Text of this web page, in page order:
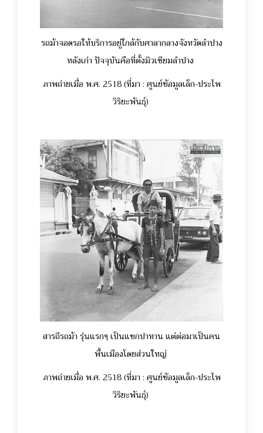
รถม้าจอดรอให้บริการอยู่ใกล้กับศาลากลางจังหวัดลำปาง
หลังเก่า ปัจจุบันคือที่ตั้งมิวเซียมลำปาง
ภาพถ่ายเมื่อ พ.ศ. 2518 (ที่มา : ศูนย์ข้อมูลเล็ก-ประไพ
วิริยะพันธุ์)
สารถีรถม้า รุ่นแรกๆ เป็นแขกปาทาน แต่ต่อมาเป็นคน
พื้นเมืองโดยส่วนใหญ่
ภาพถ่ายเมื่อ พ.ศ. 2518 (ที่มา : ศูนย์ข้อมูลเล็ก-ประไพ
วิริยะพันธุ์)